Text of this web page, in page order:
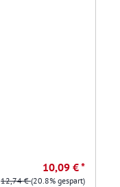
10,09 € *
12,74 €(20.8% gespart)